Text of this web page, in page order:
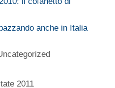
anche in Italia
2011